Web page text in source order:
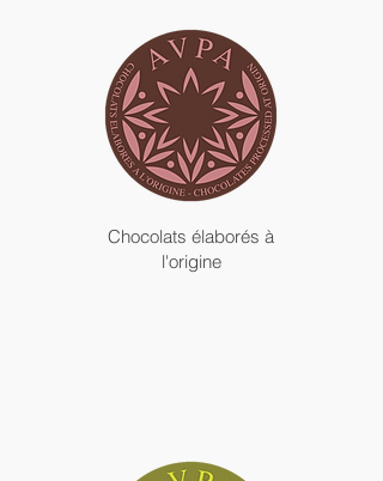
Chocolats élaborés à
l'origine